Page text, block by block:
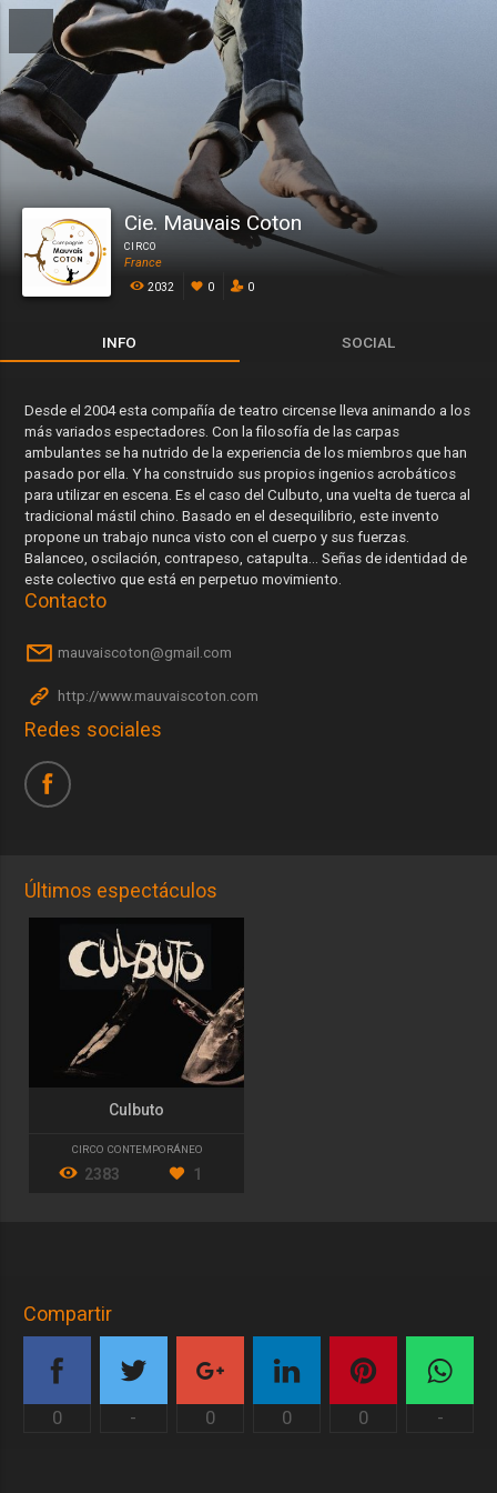
Cie. Mauvais Coton
CIRCO
France
2032
0 0
INFO SOCIAL
Desde el 2004 esta compañía de teatro circense lleva animando a los
más variados espectadores. Con la filosofía de las carpas
ambulantes se ha nutrido de la experiencia de los miembros que han
pasado por ella. Y ha construido sus propios ingenios acrobáticos
para utilizar en escena. Es el caso del Culbuto, una vuelta de tuerca al
tradicional mástil chino. Basado en el desequilibrio, este invento
propone un trabajo nunca visto con el cuerpo y sus fuerzas.
Balanceo, oscilación, contrapeso, catapulta… Señas de identidad de
este colectivo que está en perpetuo movimiento.
Contacto
mauvaiscoton@gmail.com
http://www.mauvaiscoton.com
Redes sociales
Últimos espectáculos
Culbuto
CIRCO CONTEMPORÁNEO
2383 1
Compartir
0 - 0 0 0 -